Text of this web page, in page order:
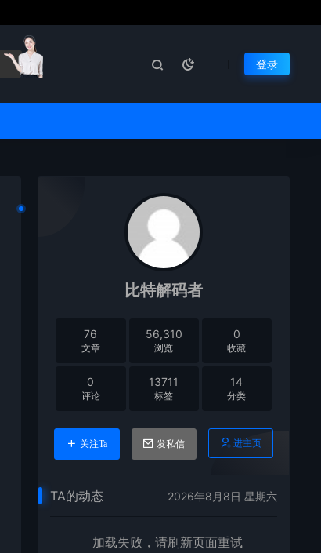
登录
比特解码者
76
文章
56,310
浏览
0
收藏
0
评论
13711
标签
14
分类
关注Ta 发私信 进主页
TA的动态 2026年8月8日 星期六
加载失败，请刷新页面重试